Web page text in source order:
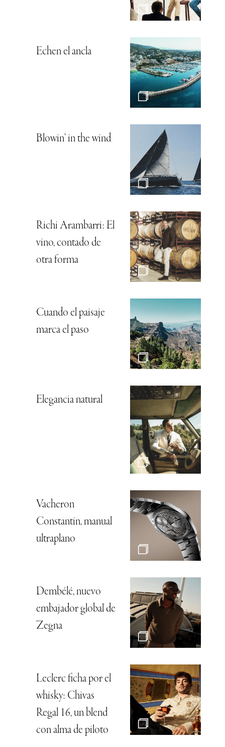
Echen el ancla
Blowin’ in the wind
Richi Arambarri: El
vino, contado de
otra forma
Cuando el paisaje
marca el paso
Elegancia natural
Vacheron
Constantin, manual
ultraplano
Dembélé, nuevo
embajador global de
Zegna
Leclerc ficha por el
whisky: Chivas
Regal 16, un blend
con alma de piloto